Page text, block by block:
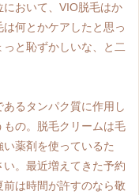
おいて、VIO脱毛はか
何とかケアしたと思っ
と恥ずかしいな、と二
るタンパク質に作用し
の。脱毛クリームは毛
薬剤を使っているた
。最近増えてきた予約
は時間が許すのなら敬